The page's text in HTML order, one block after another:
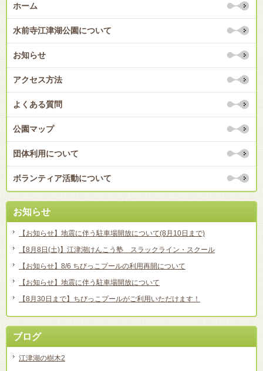
ホーム
水前寺江津湖公園について
お知らせ
アクセス方法
よくある質問
公園マップ
団体利用について
ボランティア活動について
お知らせ
【お知らせ】地震に伴う駐車場開放について(8月10日まで)
【8月8日(土)】江津湖けんこう塾 スラックライン・スクール
【お知らせ】8/6 ちびっこプールの利用再開について
【お知らせ】地震に伴う駐車場開放について
【8月30日まで】ちびっこプールがご利用いただけます！
ブログ
江津湖の樹木2